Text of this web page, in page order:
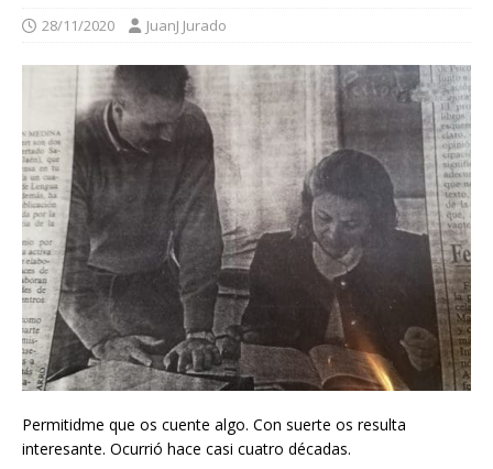
28/11/2020 JuanJ Jurado
Permitidme que os cuente algo. Con suerte os resulta
interesante. Ocurrió hace casi cuatro décadas.